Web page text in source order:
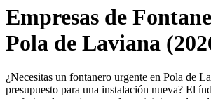
Empresas de
Pola de Laviana
¿Necesitas un fontanero urgente en Pola de
presupuesto para una instalación nueva? El